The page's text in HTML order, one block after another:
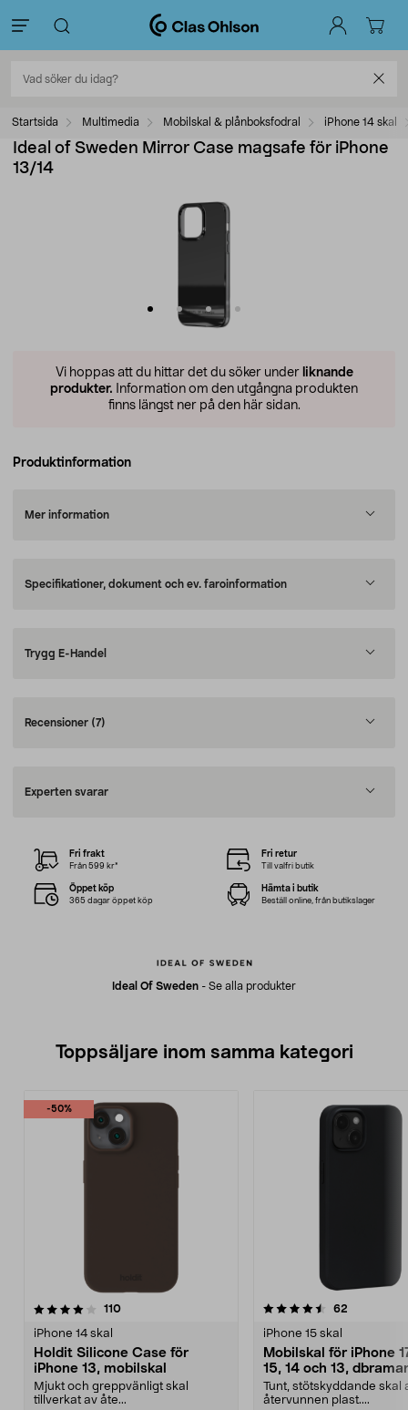
Startsida Multimedia Mobilskal & plånboksfodral iPhone 14 skal
Ideal of Sweden Mirror Case magsafe för iPhone
13/14
Vi hoppas att du hittar det du söker under liknande
produkter. Information om den utgångna produkten
finns längst ner på den här sidan.
Produktinformation
Mer information
Specifikationer, dokument och ev. faroinformation
Trygg E-Handel
Recensioner (7)
Experten svarar
Ideal Of Sweden - Se alla produkter
Fri frakt
Från 599 kr*
Fri retur
Till valfri butik
Öppet köp
365 dagar öppet köp
Hämta i butik
Beställ online, från butikslager
Toppsäljare inom samma kategori
-50%
110recensioner
iPhone 14 skal
Holdit Silicone Case för
iPhone 13, mobilskal
Mjukt och greppvänligt skal
tillverkat av åte...
4.5 av 5 stjärnor 62
iPhone 15 skal
Mobilskal för iPhone
15, 14 och 13,
Greenland
Tunt, stötskyddande skal
återvunnen plast....
4.5 av 5 stjärnor